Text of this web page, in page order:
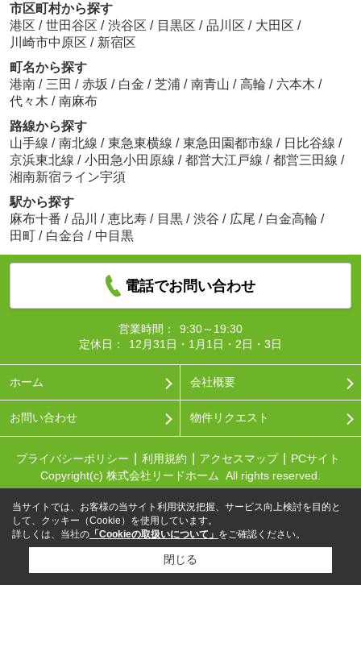
市区町村から探す
港区 / 世田谷区 / 渋谷区 / 目黒区 / 品川区 / 大田区 /
川崎市中原区 / 新宿区
町名から探す
港南 / 三田 / 赤坂 / 白金 / 芝浦 / 南青山 / 高輪 / 六本木 /
代々木 / 南麻布
路線から探す
山手線 / 南北線 / 東急東横線 / 東急田園都市線 / 日比谷線 /
京浜東北線 / 小田急小田原線 / 都営大江戸線 / 都営三田線 /
湘南新宿ライン宇須
駅から探す
麻布十番 / 品川 / 恵比寿 / 目黒 / 渋谷 / 広尾 / 白金高輪 /
田町 / 白金台 / 中目黒
電話でお問い合わせ
営業時間：
9:30～19:30
定休日：
12月31日・1月1日・2日・3日
ホーム 会社概要
お問い合わせ 物件リクエスト
プライバシーポリシー 利用規約 アクセスマップ
PCサイト
Copyright(c) 株式会社リードホーム All rights reserved.
当サイトでは、お客様の当サイト利用状況把握、サービス向上検討を目的と
して、クッキー（Cookie）を使用しています。
詳しくは、当社の 「Cookieの取扱いについて」 をご確認ください。
閉じる